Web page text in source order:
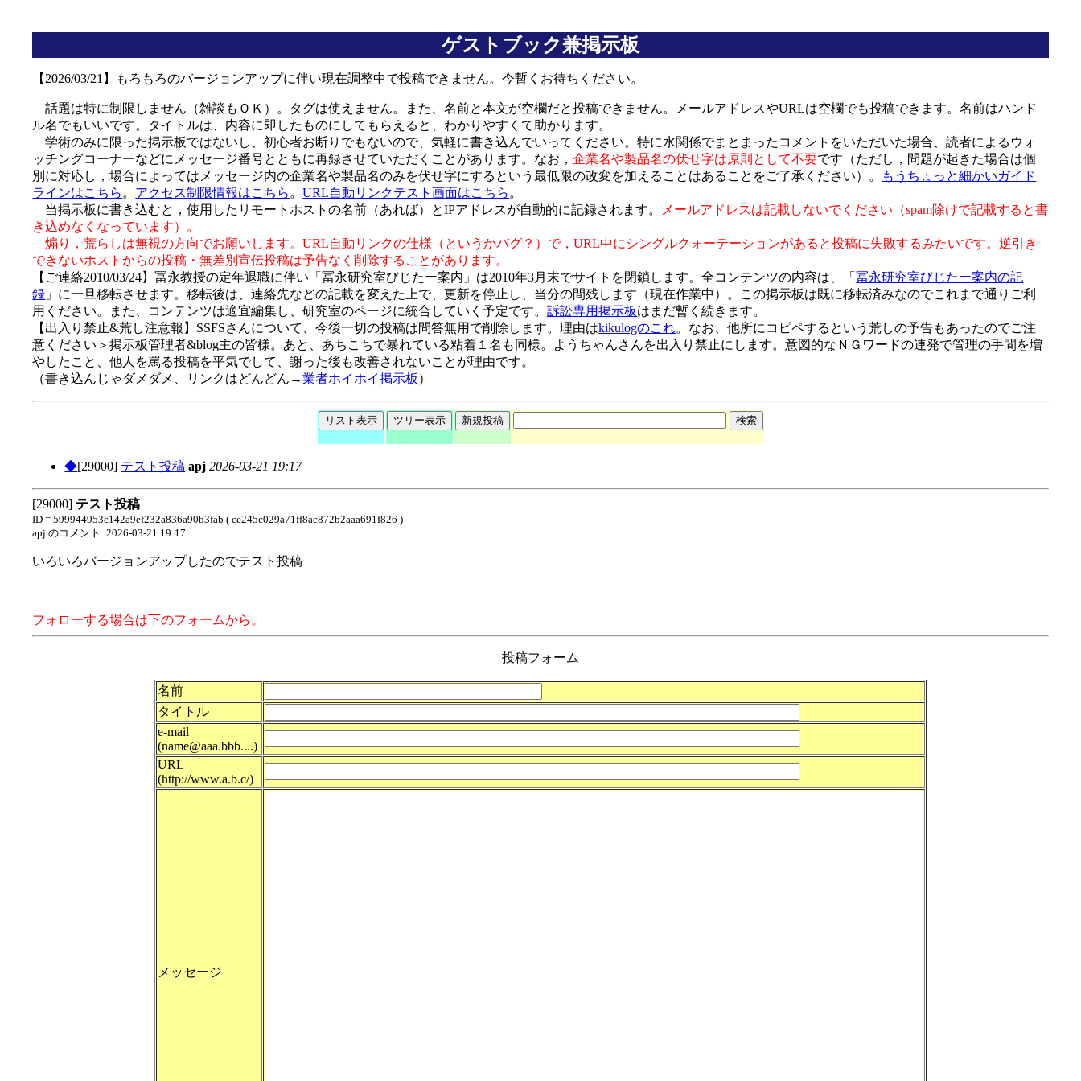
ゲストブック兼掲示板
【2026/03/21】もろもろのバージョンアップに伴い現在調整中で投稿できません。今暫くお待ちください。
話題は特に制限しません（雑談もＯＫ）。タグは使えません。また、名前と本文が空欄だと投稿できません。メールアドレスやURLは空欄でも投稿できます。名前はハンド
ル名でもいいです。タイトルは、内容に即したものにしてもらえると、わかりやすくて助かります。
学術のみに限った掲示板ではないし、初心者お断りでもないので、気軽に書き込んでいってください。特に水関係でまとまったコメントをいただいた場合、読者によるウォ
ッチングコーナーなどにメッセージ番号とともに再録させていただくことがあります。なお，企業名や製品名の伏せ字は原則として不要です（ただし，問題が起きた場合は個
別に対応し，場合によってはメッセージ内の企業名や製品名のみを伏せ字にするという最低限の改変を加えることはあることをご了承ください）。
もうちょっと細かいガイド
ラインはこちら 。 アクセス制限情報はこちら 。URL自動リンクテスト画面はこちら 。
当掲示板に書き込むと，使用したリモートホストの名前（あれば）とIPアドレスが自動的に記録されます。
メールアドレスは記載しないでください（spam除けで記載すると書
き込めなくなっています）。
煽り，荒らしは無視の方向でお願いします。URL自動リンクの仕様（というかバグ？）で，URL中にシングルクォーテーションがあると投稿に失敗するみたいです。逆引き
できないホストからの投稿・無差別宣伝投稿は予告なく削除することがあります。
【ご連絡2010/03/24】冨永教授の定年退職に伴い「冨永研究室びじたー案内」は2010年3月末でサイトを閉鎖します。全コンテンツの内容は、「冨永研究室びじたー案内の記
録 」に一旦移転させます。移転後は、連絡先などの記載を変えた上で、更新を停止し、当分の間残します（現在作業中）。この掲示板は既に移転済みなのでこれまで通りご利
用ください。また、コンテンツは適宜編集し、研究室のページに統合していく予定です。訴訟専用掲示板はまだ暫く続きます。
【出入り禁止&荒し注意報】SSFSさんについて、今後一切の投稿は問答無用で削除します。理由はkikulogのこれ。なお、他所にコピペするという荒しの予告もあったのでご注
意ください＞掲示板管理者&blog主の皆様。あと、あちこちで暴れている粘着１名も同様。ようちゃんさんを出入り禁止にします。意図的なＮＧワードの連発で管理の手間を増
やしたこと、他人を罵る投稿を平気でして、謝った後も改善されないことが理由です。
（書き込んじゃダメダメ、リンクはどんどん→業者ホイホイ掲示板 ）
◆[29000] テスト投稿 apj 2026-03-21 19:17
[29000] テスト投稿
ID = 599944953c142a9ef232a836a90b3fab ( ce245c029a71ff8ac872b2aaa691f826 )
apj のコメント: 2026-03-21 19:17 :
いろいろバージョンアップしたのでテスト投稿
フォローする場合は下のフォームから。
投稿フォーム
名前
タイトル
e-mail
(name@aaa.bbb....)
URL
(http://www.a.b.c/)
メッセージ